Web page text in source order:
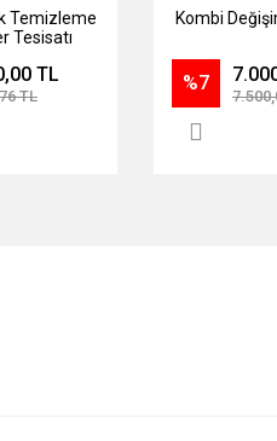
Temizleme
Tesisatı
TL
TL
Kombi
%7